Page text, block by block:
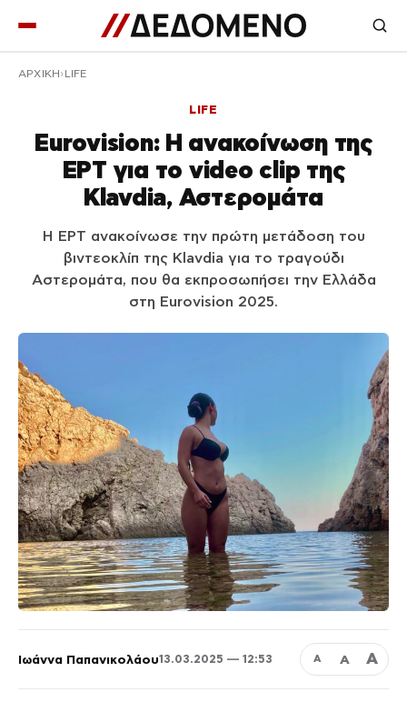
ΑΡΧΙΚΉ LIFE
LIFE
Eurovision: Η ανακοίνωση της
ΕΡΤ για το video clip της
Klavdia, Αστερομάτα
Η ΕΡΤ ανακοίνωσε την πρώτη μετάδοση του
βιντεοκλίπ της Klavdia για το τραγούδι
Αστερομάτα, που θα εκπροσωπήσει την Ελλάδα
στη Eurovision 2025.
Ιωάννα Παπανικολάου13.03.2025 — 12:53 Α Α Α